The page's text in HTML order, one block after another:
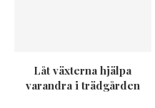
Låt växterna hjälpa
varandra i trädgården